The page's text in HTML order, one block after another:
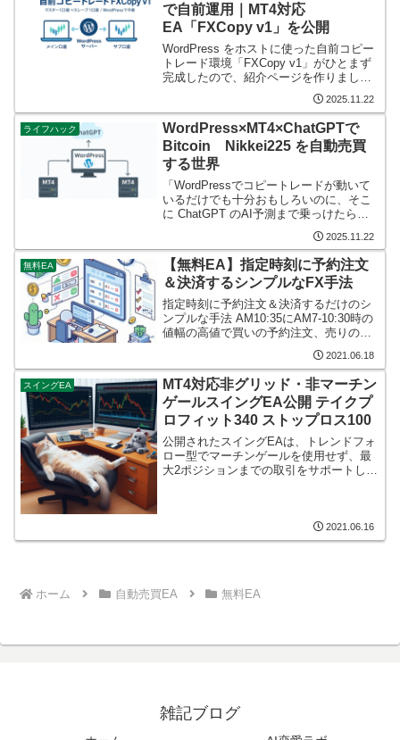
で自前運用｜MT4対応
EA「FXCopy v1」を公開
WordPress をホストに使った自前コピー
トレード環境「FXCopy v1」がひとまず
完成したので、紹介ページを作りまし
た。有料のコピートレードサービスに依
存せず、自分のサーバー（WordPress）
＋ MT4 のみで完結するシンプルな...
2025.11.22
ライフハック
WordPress×MT4×ChatGPTで
Bitcoin Nikkei225 を自動売買
する世界
「WordPressでコピートレードが動いて
いるだけでも十分おもしろいのに、そこ
に ChatGPT のAI予測まで乗っけたらど
うなるんだろう？」そんな妄想から始ま
ったのが、WordPress＋MT4＋ChatGPT
API でビットコインや...
2025.11.22
無料EA
【無料EA】指定時刻に予約注文
＆決済するシンプルなFX手法
指定時刻に予約注文＆決済するだけのシ
ンプルな手法 AM10:35にAM7-10:30時の
値幅の高値で買いの予約注文、売りの予
約注文（5分足のため10:35の仕様になり
ます） トレーリングストップ(20pips）も
しくは、23:59に決済 (...
2021.06.18
スイングEA
MT4対応非グリッド・非マーチン
ゲールスイングEA公開 テイクプ
ロフィット340 ストップロス100
公開されたスイングEAは、トレンドフォ
ロー型でマーチンゲールを使用せず、最
大2ポジションまでの取引をサポートしま
2021.06.16
ホーム 自動売買EA 無料EA
雑記ブログ